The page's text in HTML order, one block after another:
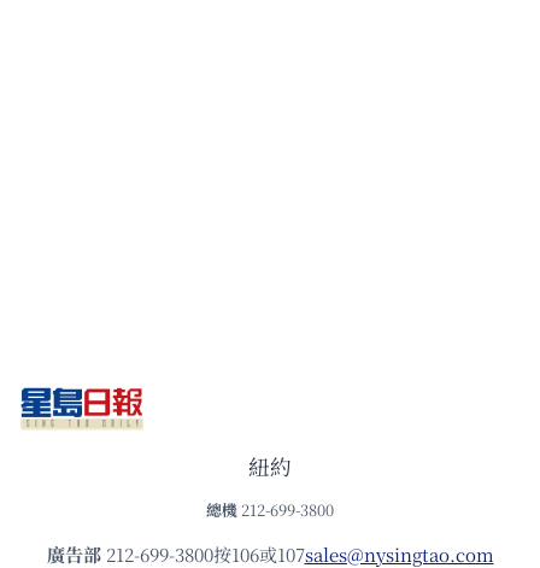
紐約
總機 212-699-3800
廣告部212-699-3800按106或107sales@nysingtao.com